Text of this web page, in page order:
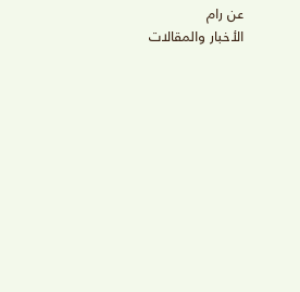
عن رام
الأخبار والمقالات